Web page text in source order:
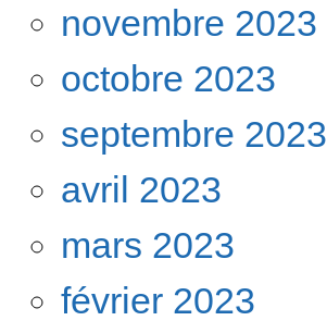
novembre 2023
octobre 2023
septembre 2023
avril 2023
mars 2023
février 2023